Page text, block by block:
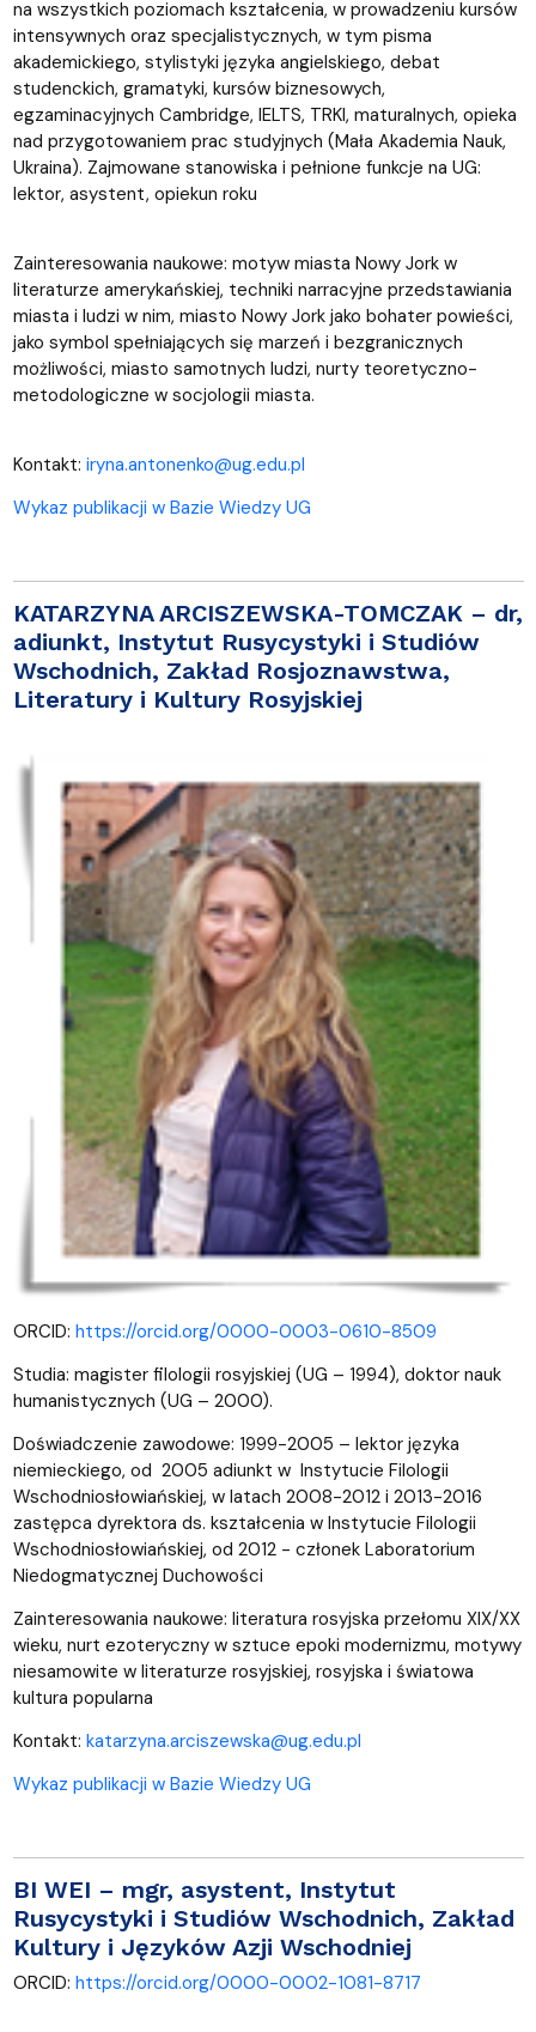
na wszystkich poziomach kształcenia, w prowadzeniu kursów
intensywnych oraz specjalistycznych, w tym pisma
akademickiego, stylistyki języka angielskiego, debat
studenckich, gramatyki, kursów biznesowych,
egzaminacyjnych Cambridge, IELTS, TRKI, maturalnych, opieka
nad przygotowaniem prac studyjnych (Mała Akademia Nauk,
Ukraina). Zajmowane stanowiska i pełnione funkcje na UG:
lektor, asystent, opiekun roku
Zainteresowania naukowe: motyw miasta Nowy Jork w
literaturze amerykańskiej, techniki narracyjne przedstawiania
miasta i ludzi w nim, miasto Nowy Jork jako bohater powieści,
jako symbol spełniających się marzeń i bezgranicznych
możliwości, miasto samotnych ludzi, nurty teoretyczno-
metodologiczne w socjologii miasta.
Kontakt: iryna.antonenko@ug.edu.pl
Wykaz publikacji w Bazie Wiedzy UG
KATARZYNA ARCISZEWSKA-TOMCZAK – dr,
adiunkt, Instytut Rusycystyki i Studiów
Wschodnich, Zakład Rosjoznawstwa,
Literatury i Kultury Rosyjskiej
ORCID: https://orcid.org/0000-0003-0610-8509
Studia: magister filologii rosyjskiej (UG – 1994), doktor nauk
humanistycznych (UG – 2000).
Doświadczenie zawodowe: 1999-2005 – lektor języka
niemieckiego, od 2005 adiunkt w Instytucie Filologii
Wschodniosłowiańskiej, w latach 2008-2012 i 2013-2016
zastępca dyrektora ds. kształcenia w Instytucie Filologii
Wschodniosłowiańskiej, od 2012 - członek Laboratorium
Niedogmatycznej Duchowości
Zainteresowania naukowe: literatura rosyjska przełomu XIX/XX
wieku, nurt ezoteryczny w sztuce epoki modernizmu, motywy
niesamowite w literaturze rosyjskiej, rosyjska i światowa
kultura popularna
Kontakt: katarzyna.arciszewska@ug.edu.pl
Wykaz publikacji w Bazie Wiedzy UG
BI WEI – mgr, asystent, Instytut
Rusycystyki i Studiów Wschodnich, Zakład
Kultury i Języków Azji Wschodniej
ORCID: https://orcid.org/0000-0002-1081-8717